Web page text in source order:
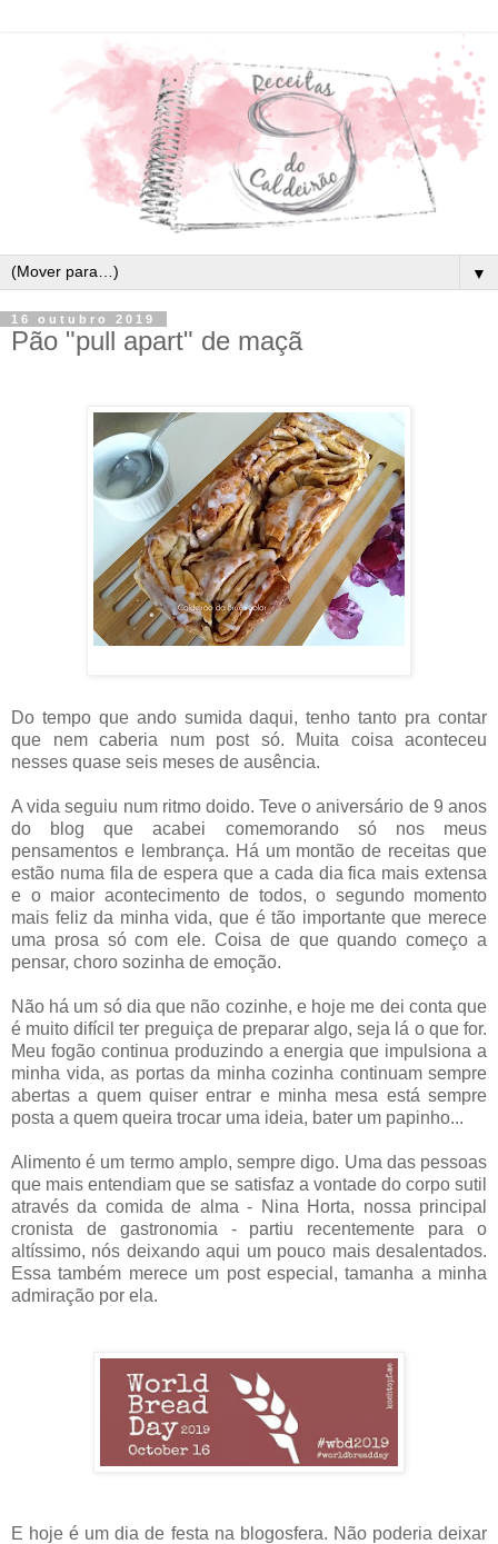
▼
16 outubro 2019
Pão "pull apart" de maçã
Do tempo que ando sumida daqui, tenho tanto pra contar
que nem caberia num post só. Muita coisa aconteceu
nesses quase seis meses de ausência.
A vida seguiu num ritmo doido. Teve o aniversário de 9 anos
do blog que acabei comemorando só nos meus
pensamentos e lembrança. Há um montão de receitas que
estão numa fila de espera que a cada dia fica mais extensa
e o maior acontecimento de todos, o segundo momento
mais feliz da minha vida, que é tão importante que merece
uma prosa só com ele. Coisa de que quando começo a
pensar, choro sozinha de emoção.
Não há um só dia que não cozinhe, e hoje me dei conta que
é muito difícil ter preguiça de preparar algo, seja lá o que for.
Meu fogão continua produzindo a energia que impulsiona a
minha vida, as portas da minha cozinha continuam sempre
abertas a quem quiser entrar e minha mesa está sempre
posta a quem queira trocar uma ideia, bater um papinho...
Alimento é um termo amplo, sempre digo. Uma das pessoas
que mais entendiam que se satisfaz a vontade do corpo sutil
através da comida de alma - Nina Horta, nossa principal
cronista de gastronomia - partiu recentemente para o
altíssimo, nós deixando aqui um pouco mais desalentados.
Essa também merece um post especial, tamanha a minha
admiração por ela.
E hoje é um dia de festa na blogosfera. Não poderia deixar